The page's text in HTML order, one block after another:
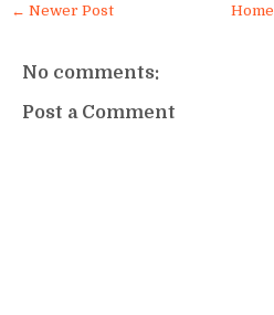
← Newer Post Home
No comments:
Post a Comment